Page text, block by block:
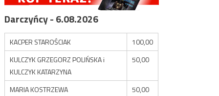
Darczyńcy - 6.08.2026
KACPER STAROŚCIAK
100,00
KULCZYK GRZEGORZ POLIŃSKA i
KULCZYK KATARZYNA
50,00
MARIA KOSTRZEWA 50,00